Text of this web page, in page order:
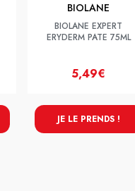
BIOLANE
BIOLANE EXPERT
ERYDERM PATE 75ML
5,49€
JE LE PRENDS !